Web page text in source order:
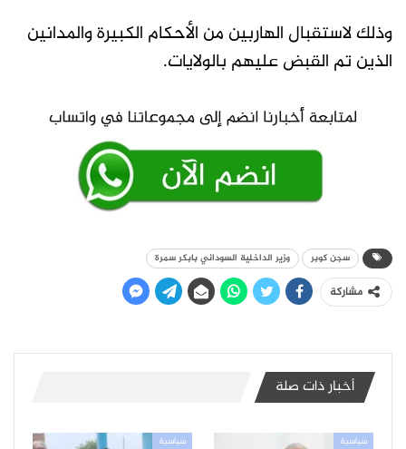
وذلك لاستقبال الهاربين من الأحكام الكبيرة والمدانين
الذين تم القبض عليهم بالولايات.
سجن كوبر وزير الداخلية السوداني بابكر سمرة
مشاركة
أخبار ذات صلة
سياسية سياسية